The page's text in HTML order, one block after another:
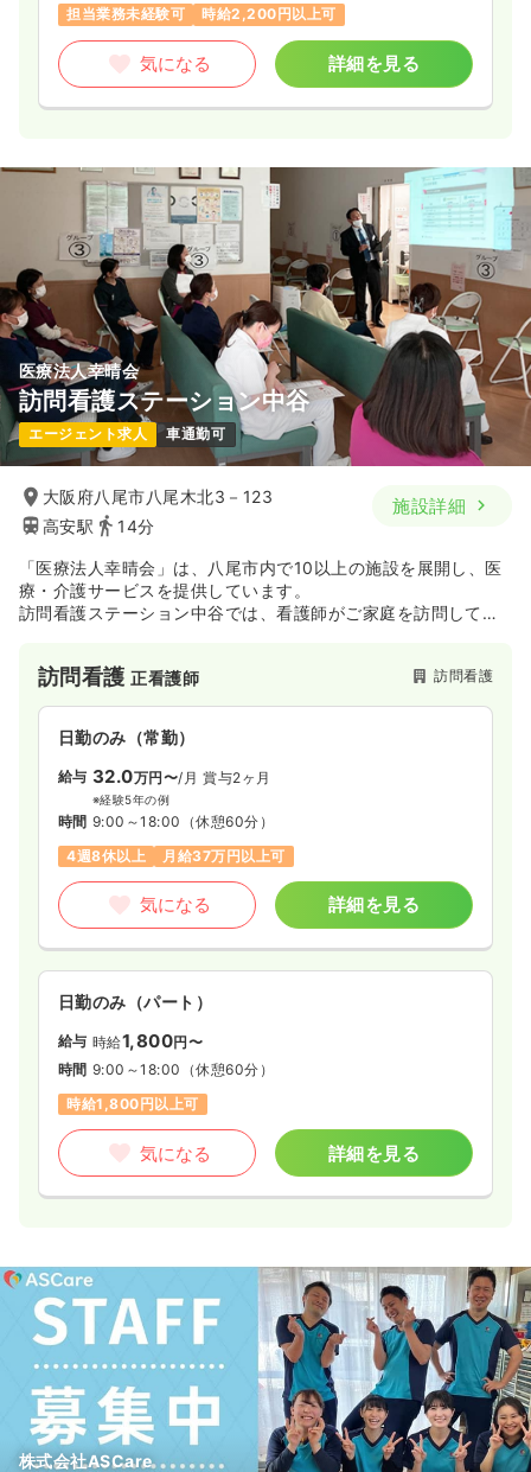
担当業務未経験可
時給2,200円以上可
気になる 詳細を見る
医療法人幸晴会
訪問看護ステーション中谷
エージェント求人 車通勤可
大阪府八尾市八尾木北3－123
高安駅
14分
施設詳細
「医療法人幸晴会」は、八尾市内で10以上の施設を展開し、医
療・介護サービスを提供しています。
訪問看護ステーション中谷では、看護師がご家庭を訪問して、
訪問看護正看護師 訪問看護
日勤のみ（常勤）
給与 32.0万円〜/月 賞与2ヶ月
※経験5年の例
時間 9:00～18:00 （休憩60分）
4週8休以上
月給37万円以上可
気になる 詳細を見る
日勤のみ（パート）
給与 時給1,800円〜
時間 9:00～18:00 （休憩60分）
時給1,800円以上可
気になる 詳細を見る
株式会社ASCare